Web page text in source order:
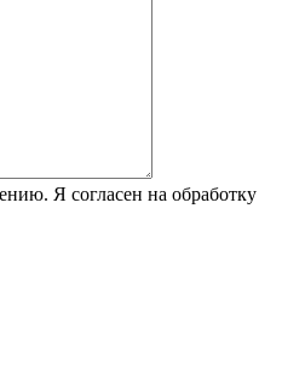
Я согласен на обработку